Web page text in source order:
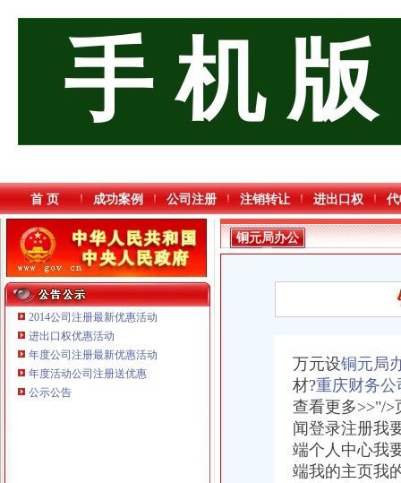
手 机 版
首 页 成功案例 公司注册 注销转让 进出口权
2014公司注册最新优惠活动
进出口权优惠活动
年度公司注册最新优惠活动
年度活动公司注册送优惠
公示公告
铜元局办公
司
万元设铜元局
材?重庆财务公
查看更多>>"/>
闻登录注册我
端个人中心我
端我的主页我